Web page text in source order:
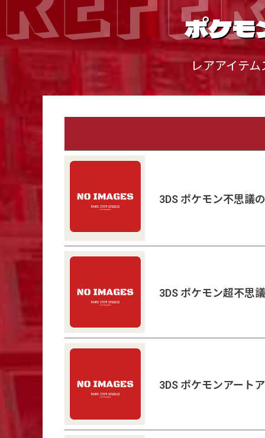
ポケモ
レアアイテ
3DS ポケモン不思議
3DS ポケモン超不思
3DS ポケモンアート